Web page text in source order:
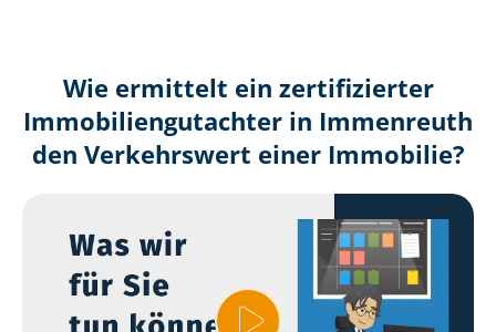
Wie ermittelt ein zertifizierter
Immobilien­gutachter in Immenreuth
den Verkehrswert einer Immobilie?